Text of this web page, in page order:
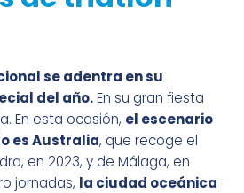
se adentra en su
del año.En su gran fiesta
En esta ocasión, el escenario
es Australia, que recoge el
en 2023, y de Málaga, en
jornadas, la ciudad oceánica